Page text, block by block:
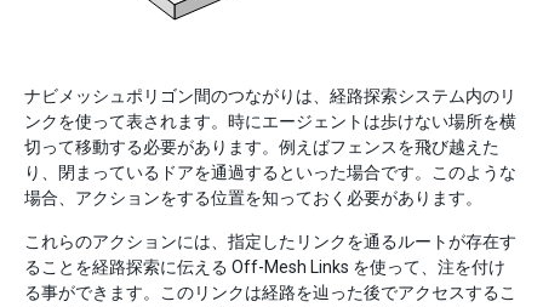
ナビメッシュポリゴン間のつながりは、経路探索システム内のリ
ンクを使って表されます。時にエージェントは歩けない場所を横
切って移動する必要があります。例えばフェンスを飛び越えた
り、閉まっているドアを通過するといった場合です。このような
場合、アクションをする位置を知っておく必要があります。
これらのアクションには、指定したリンクを通るルートが存在す
ることを経路探索に伝える Off-Mesh Links を使って、注を付け
る事ができます。このリンクは経路を辿った後でアクセスするこ